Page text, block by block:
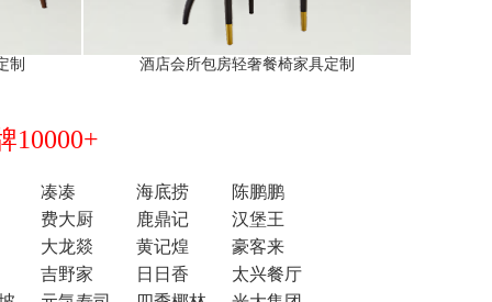
制 酒店会所包房轻奢餐椅家具定制
10000+
凑凑 海底捞
陈鹏鹏
费大厨
鹿鼎记
汉堡王
大龙燚
黄记煌
豪客来
吉野家
日日香
太兴餐厅